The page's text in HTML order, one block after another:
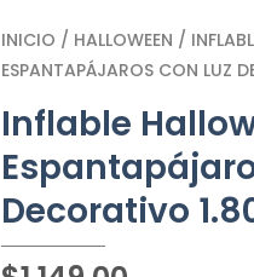
INICIO / HALLOWEEN /
ESPANTAPÁJAROS CON LUZ
Inflable
Decorativo